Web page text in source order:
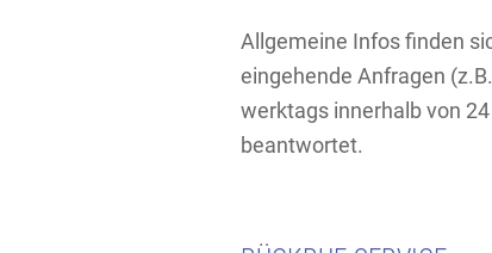
Allgemeine Infos finden
eingehende Anfragen (z.B.
werktags innerhalb von
beantwortet.